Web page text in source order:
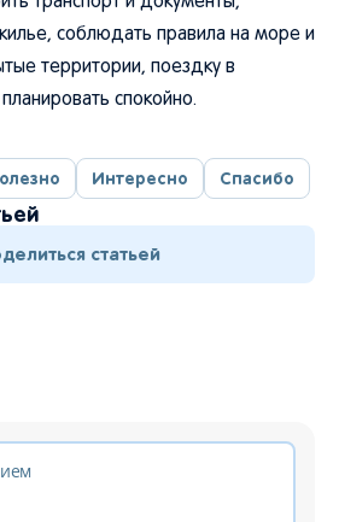
соблюдать правила на море и
территории, поездку в
спокойно.
Интересно Спасибо
статьей